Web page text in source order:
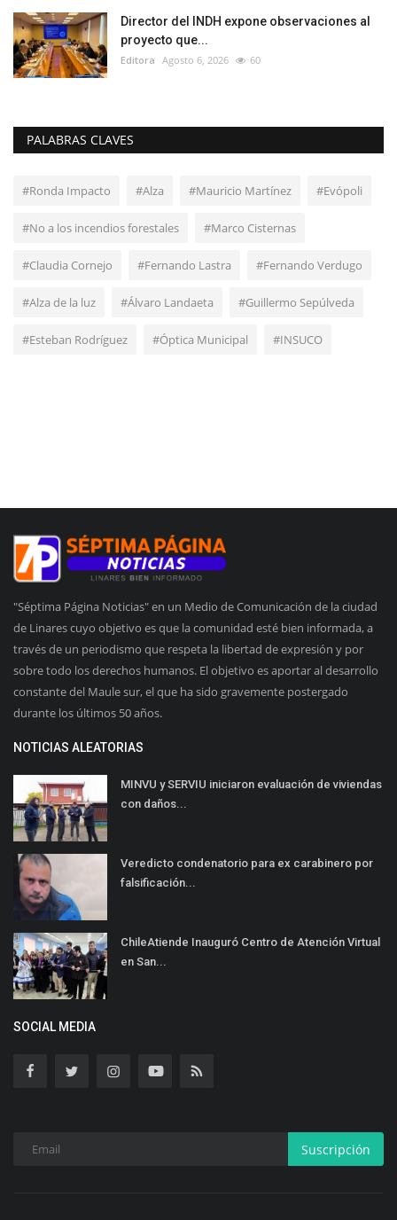
Director del INDH expone observaciones al
proyecto que...
Editora Agosto 6, 2026 60
PALABRAS CLAVES
#Ronda Impacto #Alza #Mauricio Martínez #Evópoli
#No a los incendios forestales #Marco Cisternas
#Claudia Cornejo #Fernando Lastra #Fernando Verdugo
#Alza de la luz #Álvaro Landaeta #Guillermo Sepúlveda
#Esteban Rodríguez #Óptica Municipal #INSUCO
"Séptima Página Noticias" en un Medio de Comunicación de la ciudad
de Linares cuyo objetivo es que la comunidad esté bien informada, a
través de un periodismo que respeta la libertad de expresión y por
sobre todo los derechos humanos. El objetivo es aportar al desarrollo
constante del Maule sur, el que ha sido gravemente postergado
durante los últimos 50 años.
NOTICIAS ALEATORIAS
MINVU y SERVIU iniciaron evaluación de viviendas
con daños...
Veredicto condenatorio para ex carabinero por
falsificación...
ChileAtiende Inauguró Centro de Atención Virtual
en San...
SOCIAL MEDIA
Suscripción